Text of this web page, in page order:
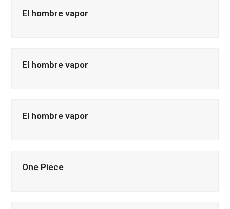
El hombre vapor
El hombre vapor
El hombre vapor
One Piece